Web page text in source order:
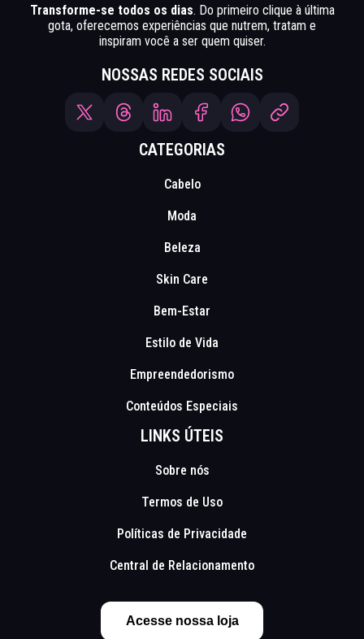
Transforme-se todos os dias. Do primeiro clique à última
gota, oferecemos experiências que nutrem, tratam e
inspiram você a ser quem quiser.
NOSSAS REDES SOCIAIS
CATEGORIAS
Cabelo
Moda
Beleza
Skin Care
Bem-Estar
Estilo de Vida
Empreendedorismo
Conteúdos Especiais
LINKS ÚTEIS
Sobre nós
Termos de Uso
Políticas de Privacidade
Central de Relacionamento
Acesse nossa loja